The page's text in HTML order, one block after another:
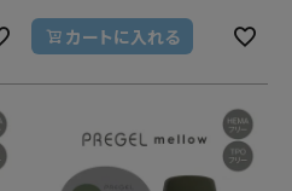
カートに入れる